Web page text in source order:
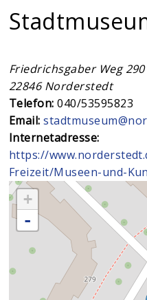
Friedrichsgaber Weg 290
22846 Norderstedt
Telefon:040/53595823
Email:
Internetadresse:
https://
Freizeit/Museen-und-
+
-